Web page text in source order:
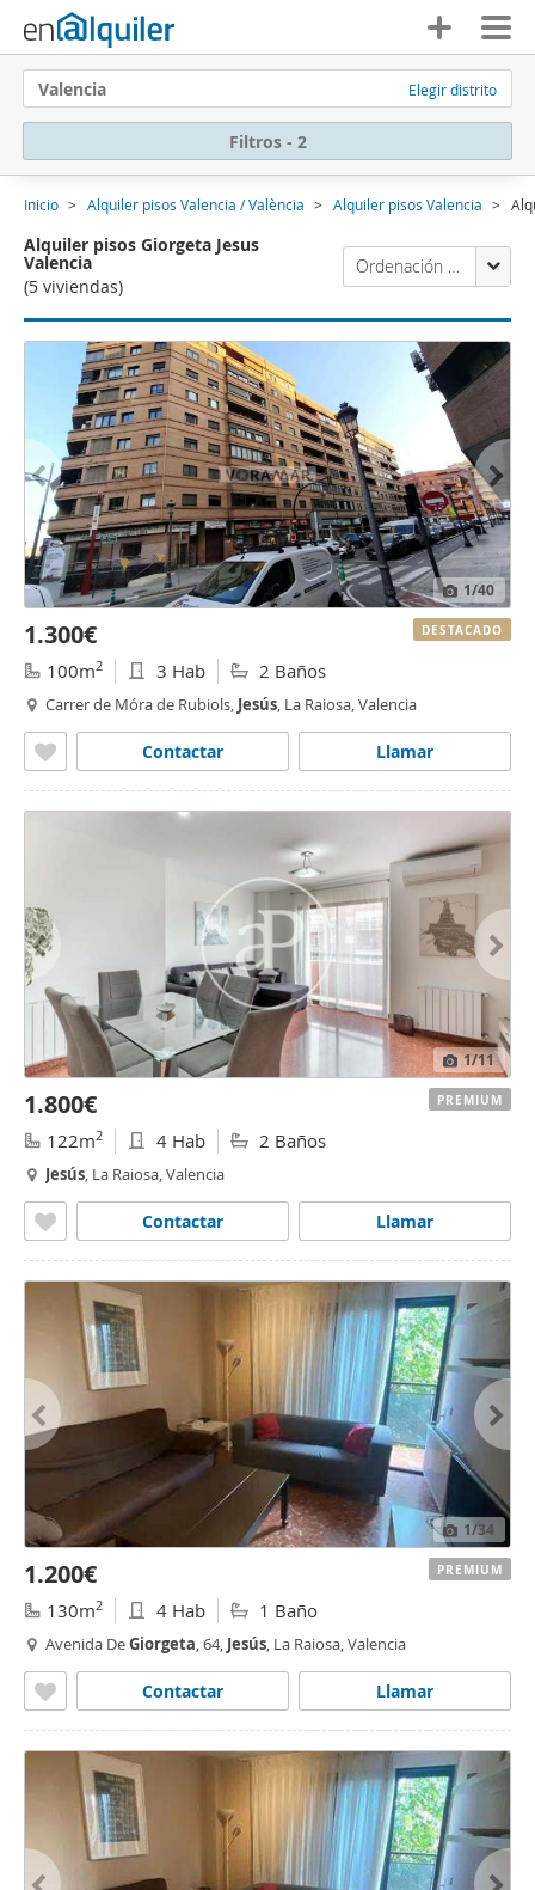
Valencia Elegir distrito
Filtros - 2
Inicio Alquiler pisos Valencia / València Alquiler pisos Valencia
Alquiler pisos Giorgeta Jesus
Valencia
(5 viviendas)
Ordenación Enalquiler
1/40
1.300€
100m2 3 Hab 2 Baños
Carrer de Móra de Rubiols, Jesús, La Raiosa, Valencia
Llamar
Contactar
DESTACADO
1/11
1.800€
122m2 4 Hab 2 Baños
Jesús, La Raiosa, Valencia
Llamar
Contactar
PREMIUM
1/34
1.200€
130m2 4 Hab 1 Baño
Avenida DeGiorgeta, 64, Jesús, La Raiosa, Valencia
Llamar
Contactar
PREMIUM